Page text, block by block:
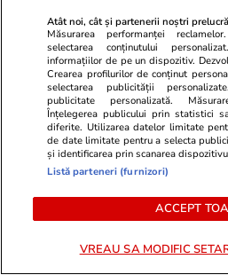
Știri România
Cât costă kilogramul de
în piețe. Românii stau la cozi
pentru salata preferată a
Atât noi, cât și partenerii noștri
Măsurarea performanței
selectarea conținutului
informațiilor de pe un dispozitiv.
Crearea profilurilor de conținut
selectarea publicității
publicitate personalizată.
Înțelegerea publicului prin statistici
diferite. Utilizarea datelor limitate
de date limitate pentru a selecta
și identificarea prin scanarea
Listă parteneri (furnizori)
ACCEPT
VREAU SA MODIFIC